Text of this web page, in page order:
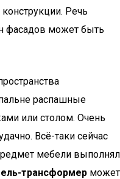
Речь
фасадов может быть
распашные
или столом. Очень
Всё-таки сейчас
мебели выполнял
трансформер может